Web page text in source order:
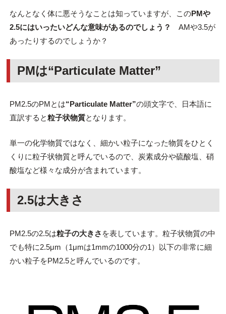
なんとなく体に悪そうなことは知っていますが、このPMや
2.5にはいったいどんな意味があるのでしょう？
AMや3.5が
あったりするのでしょうか？
PMは“Particulate Matter”
PM2.5のPMとは“Particulate Matter”の頭文字で、日本語に
直訳すると粒子状物質となります。
単一の化学物質ではなく、細かい粒子になった物質をひとく
くりに粒子状物質と呼んでいるので、炭素成分や硫酸塩、硝
酸塩など様々な成分が含まれています。
2.5は大きさ
PM2.5の2.5は粒子の大きさ を表しています。粒子状物質の中
でも特に2.5μm（1μmは1mmの1000分の1）以下の非常に細
かい粒子をPM2.5と呼んでいるのです。